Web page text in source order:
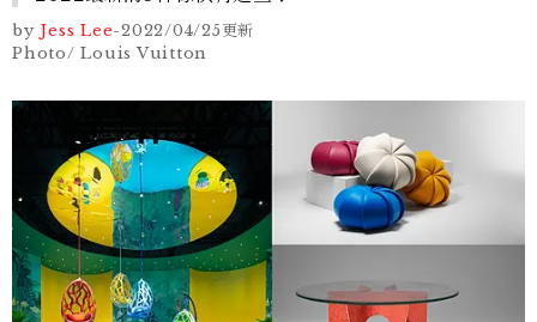
by Jess Lee-2022/04/25更新
Photo/ Louis Vuitton